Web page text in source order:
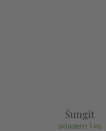
Šungit
skladem 1 ks